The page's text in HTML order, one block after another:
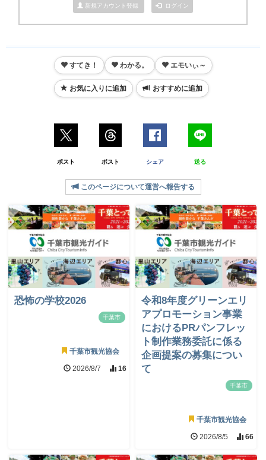
新規アカウント登録 ログイン
すてき！ わかる。 エモいぃ～
お気に入りに追加 おすすめに追加
ポスト ポスト シェア 送る
このページについて運営へ報告する
恐怖の学校2026
千葉市
千葉市観光協会
2026/8/7 16
令和8年度グリーンエリ
アプロモーション事業
におけるPRパンフレッ
ト制作業務委託に係る
企画提案の募集につい
て
千葉市
千葉市観光協会
2026/8/5 66